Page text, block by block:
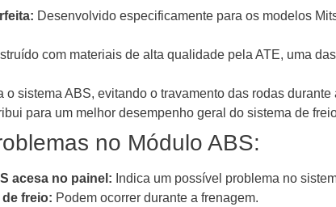
Desenvolvido especificamente para os modelos
com materiais de alta qualidade pela ATE, uma
o sistema ABS, evitando o travamento das rodas
para um melhor desempenho geral do sistema de
no Módulo ABS:
acesa no painel: Indica um possível problema no
freio: Podem ocorrer durante a frenagem.